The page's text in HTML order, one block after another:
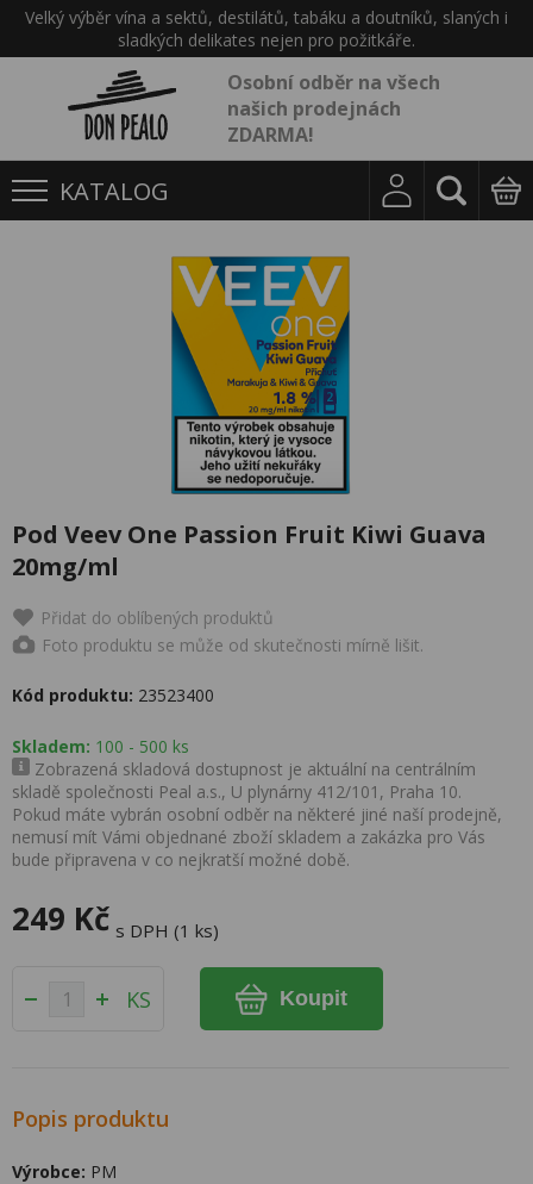
Velký výběr vína a sektů, destilátů, tabáku a doutníků, slaných i
sladkých delikates nejen pro požitkáře.
Osobní odběr na všech
našich prodejnách
ZDARMA!
KATALOG
Pod Veev One Passion Fruit Kiwi Guava
20mg/ml
Přidat do oblíbených produktů
Foto produktu se může od skutečnosti mírně lišit.
Kód produktu: 23523400
Skladem: 100 - 500 ks
Zobrazená skladová dostupnost je aktuální na centrálním
skladě společnosti Peal a.s., U plynárny 412/101, Praha 10.
Pokud máte vybrán osobní odběr na některé jiné naší prodejně,
nemusí mít Vámi objednané zboží skladem a zakázka pro Vás
bude připravena v co nejkratší možné době.
249 Kč s DPH (1 ks)
KS Koupit
Popis produktu
Výrobce: PM